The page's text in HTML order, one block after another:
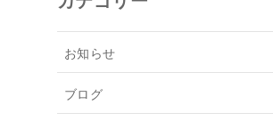
お知らせ
ブログ